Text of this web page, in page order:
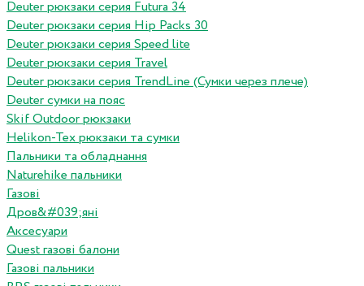
Deuter рюкзаки серия Futura 34
Deuter рюкзаки серия Hip Packs 30
Deuter рюкзаки серия Speed lite
Deuter рюкзаки серия Travel
Deuter рюкзаки серия TrendLine (Сумки через плече)
Deuter сумки на пояс
Skif Outdoor рюкзаки
Helikon-Tex рюкзаки та сумки
Пальники та обладнання
Naturehike пальники
Газові
Дров&#039;яні
Аксесуари
Quest газові балони
Газові пальники